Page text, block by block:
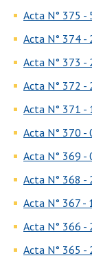
Acta N° 375 -
Acta N° 374 -
Acta N° 373 -
Acta N° 372 -
Acta N° 371 -
Acta N° 370 -
Acta N° 369 -
Acta N° 368 -
Acta N° 367 -
Acta N° 366 -
Acta N° 365 -